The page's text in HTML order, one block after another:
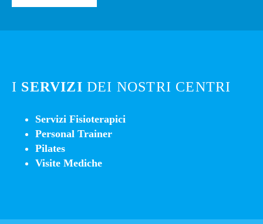
I SERVIZI DEI NOSTRI CENTRI
Servizi Fisioterapici
Personal Trainer
Pilates
Visite Mediche